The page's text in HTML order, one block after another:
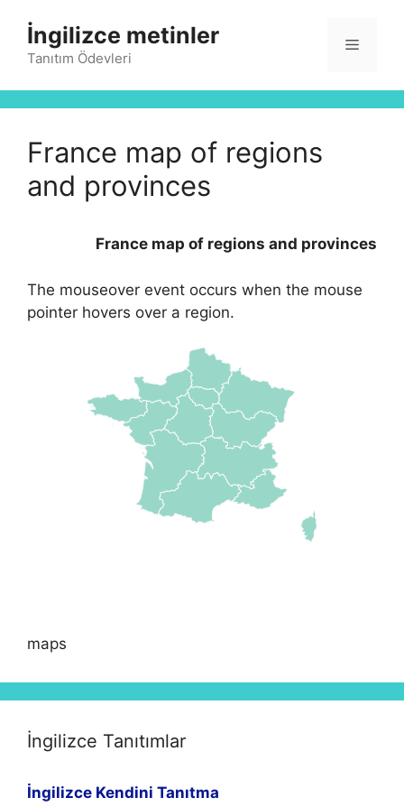
İngilizce metinler
Tanıtım Ödevleri
Menü
France map of regions
and provinces
France map of regions and provinces
The mouseover event occurs when the mouse
pointer hovers over a region.
maps
İngilizce Tanıtımlar
İngilizce Kendini Tanıtma